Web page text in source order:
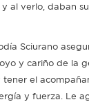
al verlo, daban
Sciurano
y cariño de la
tener el
y fuerza. Le